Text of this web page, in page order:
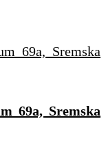
69a, Sremska